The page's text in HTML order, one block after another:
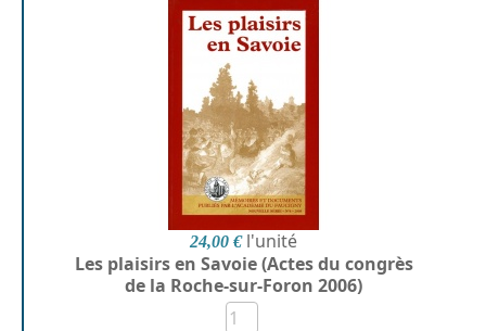
24,00 € l'unité
Les plaisirs en Savoie (Actes du congrès
de la Roche-sur-Foron 2006)